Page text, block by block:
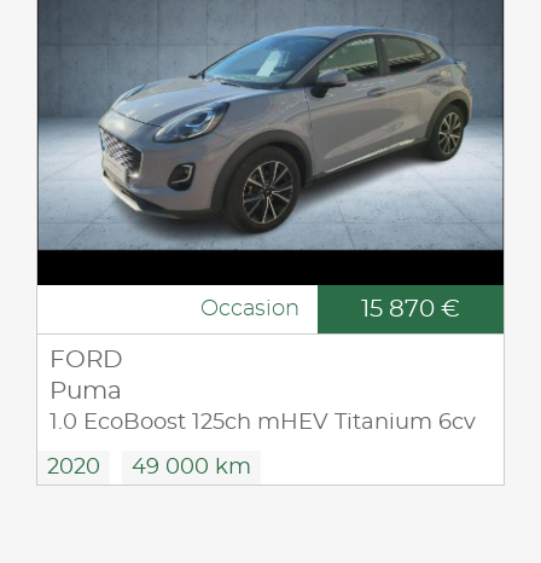
Occasion 15 870 €
FORD
Puma
1.0 EcoBoost 125ch mHEV Titanium 6cv
2020 49 000 km